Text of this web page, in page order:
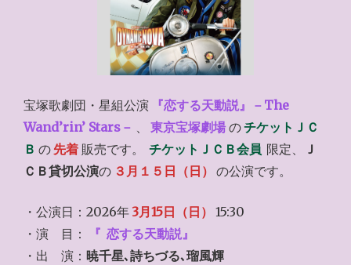
宝塚歌劇団・星組公演 『恋する天動説』－The
Wand’rin’ Stars－ 、 東京宝塚劇場 のチケットＪＣ
Ｂ の 先着 販売です。 チケットＪＣＢ会員 限定、
Ｊ
ＣＢ貸切公演の ３月１５日（日） の公演です。
・公演日：2026年 3月15日（日）
15:30
・演 目：
『 恋する天動説』
・出 演： 暁千星､詩ちづる､瑠風輝